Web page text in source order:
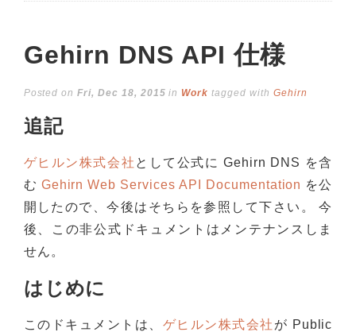
Gehirn DNS API 仕様
Posted onFri, Dec 18, 2015 in Work tagged with Gehirn
追記
ゲヒルン株式会社 として公式に Gehirn DNS を含
む Gehirn Web Services API Documentation を公
開したので、今後はそちらを参照して下さい。 今
後、この非公式ドキュメントはメンテナンスしま
せん。
はじめに
このドキュメントは、 ゲヒルン株式会社 が Public